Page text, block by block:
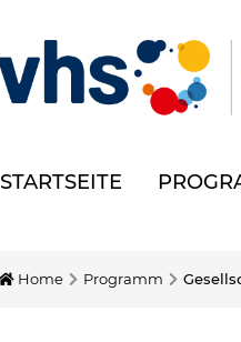
STARTSEITE
Home Programm